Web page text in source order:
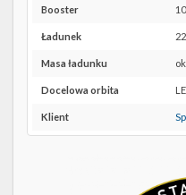
Kalendarze
Booster
Ładunek
Masa ładunku
Docelowa orbita
Klient